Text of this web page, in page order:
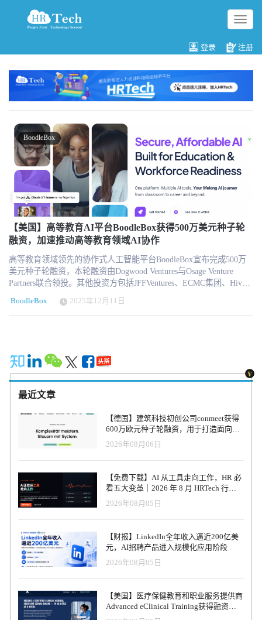
切
换
航
登录 注册
BoodleBox
【美国】高等教育AI平台BoodleBox获得500万美元种子轮
融资，加速推动高等教育领域AI协作
高等教育领域领先的协作式人工智能平台BoodleBox宣布完成500万
美元种子轮融资，本轮融资由Dogwood Ventures与Osage Venture
Partners联合领投。其他投资方包括JFFVentures、ECMC集团、Hivers
and Strivers、Service Provider Capital、犹他谷大学狼獾基金及City
Light Capital。 BoodleBox通过专为多用户负责任协作设计的统一安
全界面，为学生、教师及教育机构提供GPT-5.1、Claude、Gemini、
持企业级安全性和FERPA合规性。自2024年第四季度推出以来，
BoodleBox已被1200多所高等教育机构和100多个工作团队的教育工
作者、学生及专业人士采用。已有80余所院校选用BoodleBox的AI基
础设施，使逾7万名教职员工和学生获得公平的AI使用权限。 “此次
投资标志着我们使命的重要里程碑——让负责任的AI技术成为所有
学习者触手可及、经济实惠且影响深远的工具，”BoodleBox首席执
行官兼创始人黄芳表示。“通过实现学生、教师与多种AI模型间的无
缝协作，我们不仅助力教育机构培养适应AI驱动型劳动力市场的学
习者，更确保这些技能与资产能伴随他们走向毕业后的职业生涯。”
公司的解决方案正填补关键技能缺口。当前66%的雇主要求具备AI
能力，但仅24%的低收入学生能接触AI工具。通过提供经济实惠、
安全可靠且公平开放的人工智能访问渠道，BoodleBox确保每位学生
——无论背景如何——都能掌握定义未来职业发展的核心技术能
力。 “BoodleBox在填补高等教育人工智能技能缺口方面具有独特优
势，”Dogwood Ventures创始管理合伙人亚伦·赫斯特表示，" “公司专
任人工智能教学所需的基础设施。” 投资者信心源于BoodleBox的快
速发展势头与独特产品优势。该平台不仅整合了顶尖人工智能模
型，还提供定制化机器人构建、跨团队人工智能协作、人工智能辅
于推动公平就业解决方案的投资方，我们认为BoodleBox是确保所有
学生——而非仅限精英群体——掌握人工智能技能的关键工具。” 通
BoodleBox 2025年12月11日
最近文章
【德国】建筑科技初创公司conmeet获得
600万欧元种子轮融资，用于打造面向贸
易和建筑行业的AI操作系统
2026年08月06日
【免费下载】AI 从工具走向工作，HR 必
看五大变革｜2026 年 8 月 HRTech 行业
观察报告
2026年08月05日
【财报】LinkedIn全年收入逼近200亿美
元，AI招聘产品进入规模化应用阶段
2026年08月05日
【美国】医疗保健教育和职业服务提供商
Advanced eClinical Training获得融资，
以加速医疗卫生人才队伍建设